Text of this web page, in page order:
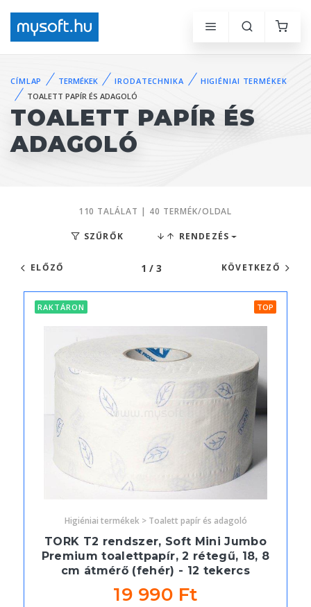
CÍMLAP TERMÉKEK IRODATECHNIKA
HIGIÉNIAI TERMÉKEK
TOALETT PAPÍR ÉS ADAGOLÓ
TOALETT PAPÍR ÉS
ADAGOLÓ
110 TALÁLAT | 40 TERMÉK/OLDAL
SZŰRŐK RENDEZÉS
ELŐZŐ 1 / 3 KÖVETKEZŐ
RAKTÁRON TOP
Higiéniai termékek > Toalett papír és adagoló
TORK T2 rendszer, Soft Mini Jumbo
Premium toalettpapír, 2 rétegű, 18, 8
cm átmérő (fehér) - 12 tekercs
19 990 Ft